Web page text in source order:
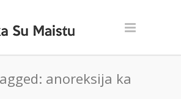
anoreksija ka